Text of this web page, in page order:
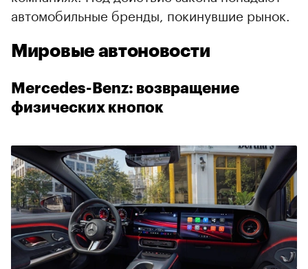
автомобильные бренды, покинувшие рынок.
Мировые автоновости
Mercedes-Benz: возвращение
физических кнопок